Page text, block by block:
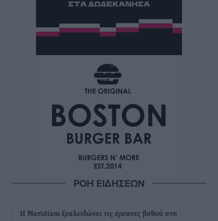
ΡΟΗ ΕΙΔΗΣΕΩΝ
Η Meridiam ξεκλειδώνει τις έρευνες βυθού στη